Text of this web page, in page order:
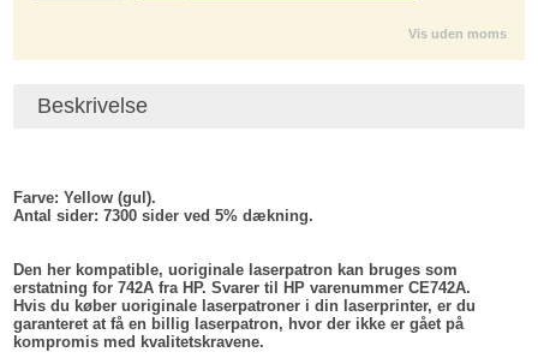
Vis uden moms
Beskrivelse
Farve: Yellow (gul).
Antal sider: 7300 sider ved 5% dækning.
Den her kompatible, uoriginale laserpatron kan bruges som
erstatning for 742A fra HP. Svarer til HP varenummer CE742A.
Hvis du køber uoriginale laserpatroner i din laserprinter, er du
garanteret at få en billig laserpatron, hvor der ikke er gået på
kompromis med kvalitetskravene.